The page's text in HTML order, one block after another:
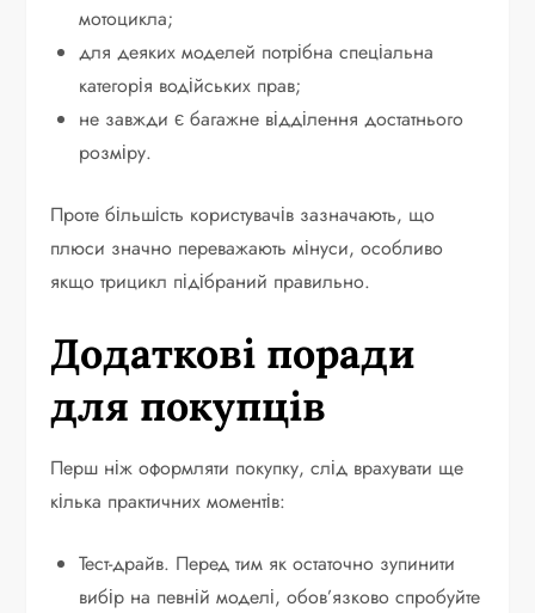
мотоцикла;
для деяких моделей потрібна спеціальна
категорія водійських прав;
не завжди є багажне відділення достатнього
розміру.
Проте більшість користувачів зазначають, що
плюси значно переважають мінуси, особливо
якщо трицикл підібраний правильно.
Додаткові поради
для покупців
Перш ніж оформляти покупку, слід врахувати ще
кілька практичних моментів:
Тест-драйв. Перед тим як остаточно зупинити
вибір на певній моделі, обов’язково спробуйте